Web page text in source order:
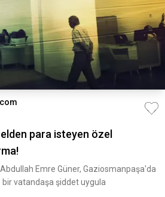
para isteyen özel
Emre Güner, Gaziosmanpaşa'da
bir vatandaşa şiddet uygula